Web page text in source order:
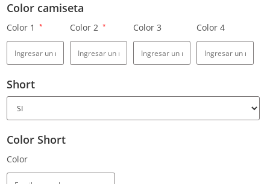
Color camiseta
Color 1 * Color 2 * Color 3 Color 4
Short
Color Short
Color